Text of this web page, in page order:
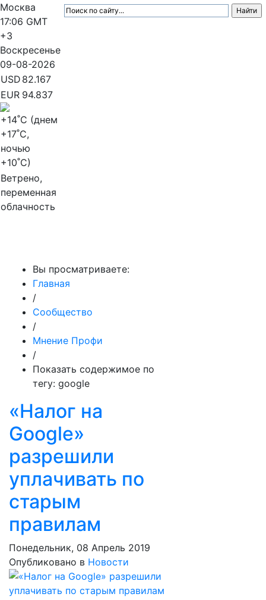
Москва
17:06 GMT
+3
Воскресенье
09-08-2026
USD 82.167
EUR 94.837
+14˚C (днем
+17˚C,
ночью
+10˚C)
Ветрено,
переменная
облачность
Вы просматриваете:
Главная
/
Сообщество
/
Мнение Профи
/
Показать содержимое по
тегу: google
«Налог на
Google»
разрешили
уплачивать по
старым
правилам
Понедельник, 08 Апрель 2019
Опубликовано в Новости